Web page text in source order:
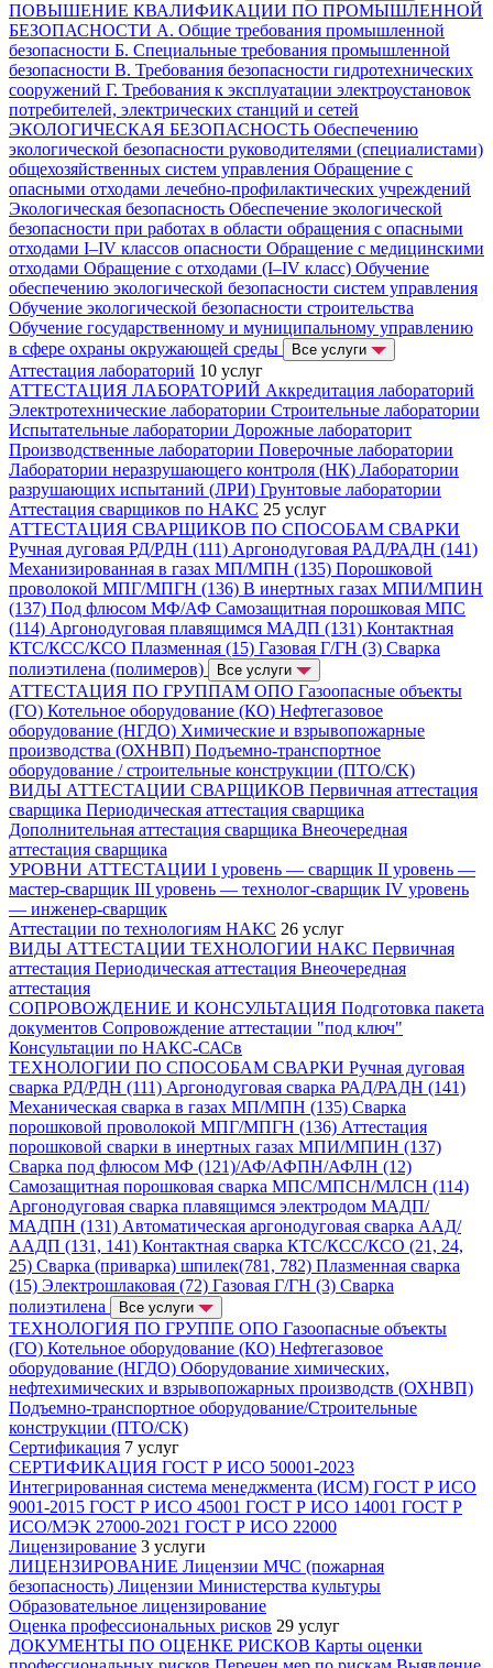
ПОВЫШЕНИЕ КВАЛИФИКАЦИИ ПО ПРОМЫШЛЕННОЙ
БЕЗОПАСНОСТИ А. Общие требования промышленной
безопасности Б. Специальные требования промышленной
безопасности В. Требования безопасности гидротехнических
сооружений Г. Требования к эксплуатации электроустановок
потребителей, электрических станций и сетей
ЭКОЛОГИЧЕСКАЯ БЕЗОПАСНОСТЬ Обеспечению
экологической безопасности руководителями (специалистами)
общехозяйственных систем управления Обращение с
опасными отходами лечебно-профилактических учреждений
Экологическая безопасность Обеспечение экологической
безопасности при работах в области обращения с опасными
отходами I–IV классов опасности Обращение с медицинскими
отходами Обращение с отходами (I–IV класс) Обучение
обеспечению экологической безопасности систем управления
Обучение экологической безопасности строительства
Обучение государственному и муниципальному управлению
в сфере охраны окружающей среды
Все услуги
Аттестация лабораторий 10 услуг
АТТЕСТАЦИЯ ЛАБОРАТОРИЙ Аккредитация лабораторий
Электротехнические лаборатории Строительные лаборатории
Испытательные лаборатории Дорожные лабораторит
Производственные лаборатории Поверочные лаборатории
Лаборатории неразрушающего контроля (НК) Лаборатории
разрушающих испытаний (ЛРИ) Грунтовые лаборатории
Аттестация сварщиков по НАКС 25 услуг
АТТЕСТАЦИЯ СВАРЩИКОВ ПО СПОСОБАМ СВАРКИ
Ручная дуговая РД/РДН (111) Аргонодуговая РАД/РАДН (141)
Механизированная в газах МП/МПН (135) Порошковой
проволокой МПГ/МПГН (136) В инертных газах МПИ/МПИН
(137) Под флюсом МФ/АФ Самозащитная порошковая МПС
(114) Аргонодуговая плавящимся МАДП (131) Контактная
КТС/КСС/КСО Плазменная (15) Газовая Г/ГН (3) Сварка
полиэтилена (полимеров)
Все услуги
АТТЕСТАЦИЯ ПО ГРУППАМ ОПО Газоопасные объекты
(ГО) Котельное оборудование (КО) Нефтегазовое
оборудование (НГДО) Химические и взрывопожарные
производства (ОХНВП) Подъемно-транспортное
оборудование / строительные конструкции (ПТО/СК)
ВИДЫ АТТЕСТАЦИИ СВАРЩИКОВ Первичная аттестация
сварщика Периодическая аттестация сварщика
Дополнительная аттестация сварщика Внеочередная
аттестация сварщика
УРОВНИ АТТЕСТАЦИИ I уровень — сварщик II уровень —
мастер-сварщик III уровень — технолог-сварщик IV уровень
— инженер-сварщик
Аттестации по технологиям НАКС 26 услуг
ВИДЫ АТТЕСТАЦИИ ТЕХНОЛОГИИ НАКС Первичная
аттестация Периодическая аттестация Внеочередная
аттестация
СОПРОВОЖДЕНИЕ И КОНСУЛЬТАЦИЯ Подготовка пакета
документов Сопровождение аттестации "под ключ"
Консультации по НАКС-САСв
ТЕХНОЛОГИИ ПО СПОСОБАМ СВАРКИ Ручная дуговая
сварка РД/РДН (111) Аргонодуговая сварка РАД/РАДН (141)
Механическая сварка в газах МП/МПН (135) Сварка
порошковой проволокой МПГ/МПГН (136) Аттестация
порошковой сварки в инертных газах МПИ/МПИН (137)
Сварка под флюсом МФ (121)/АФ/АФПН/АФЛН (12)
Самозащитная порошковая сварка МПС/МПСН/МЛСН (114)
Аргонодуговая сварка плавящимся электродом МАДП/
МАДПН (131) Автоматическая аргонодуговая сварка ААД/
ААДП (131, 141) Контактная сварка КТС/КСС/КСО (21, 24,
25) Сварка (приварка) шпилек(781, 782) Плазменная сварка
(15) Электрошлаковая (72) Газовая Г/ГН (3) Сварка
полиэтилена
Все услуги
ТЕХНОЛОГИЯ ПО ГРУППЕ ОПО Газоопасные объекты
(ГО) Котельное оборудование (КО) Нефтегазовое
оборудование (НГДО) Оборудование химических,
нефтехимических и взрывопожарных производств (ОХНВП)
Подъемно-транспортное оборудование/Строительные
конструкции (ПТО/СК)
Сертификация 7 услуг
СЕРТИФИКАЦИЯ ГОСТ Р ИСО 50001-2023
Интегрированная система менеджмента (ИСМ) ГОСТ Р ИСО
9001-2015 ГОСТ Р ИСО 45001 ГОСТ Р ИСО 14001 ГОСТ Р
ИСО/МЭК 27000-2021 ГОСТ Р ИСО 22000
Лицензирование 3 услуги
ЛИЦЕНЗИРОВАНИЕ Лицензии МЧС (пожарная
безопасность) Лицензии Министерства культуры
Образовательное лицензирование
Оценка профессиональных рисков 29 услуг
ДОКУМЕНТЫ ПО ОЦЕНКЕ РИСКОВ Карты оценки